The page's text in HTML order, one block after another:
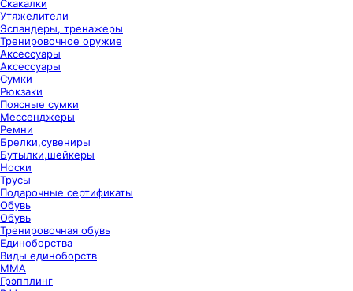
Скакалки
Утяжелители
Эспандеры, тренажеры
Тренировочное оружие
Аксессуары
Аксессуары
Сумки
Рюкзаки
Поясные сумки
Мессенджеры
Ремни
Брелки,сувениры
Бутылки,шейкеры
Носки
Трусы
Подарочные сертификаты
Обувь
Обувь
Тренировочная обувь
Единоборства
Виды единоборств
ММА
Грэпплинг